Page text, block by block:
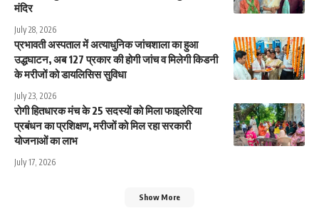
मंदिर
July 28, 2026
प्रभावती अस्पताल में अत्याधुनिक जांचशाला का हुआ
उद्धघाटन, अब 127 प्रकार की होगी जांच व मिलेगी किडनी
के मरीजों को डायलिसिस सुविधा
July 23, 2026
रोगी हितधारक मंच के 25 सदस्यों को मिला फाइलेरिया
प्रबंधन का प्रशिक्षण, मरीजों को मिल रहा सरकारी
योजनाओं का लाभ
July 17, 2026
Show More